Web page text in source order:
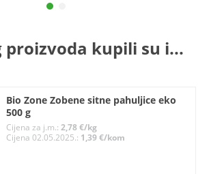
proizvoda kupili su i...
Bio Zone Zobene sitne pahuljice eko
500 g
Cijena za j.m.: 2,78 €/kg
Cijena 02.05.2025.: 1,39 €/kom